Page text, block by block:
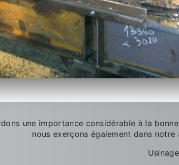
une importance considérable à la
nous exerçons également dans